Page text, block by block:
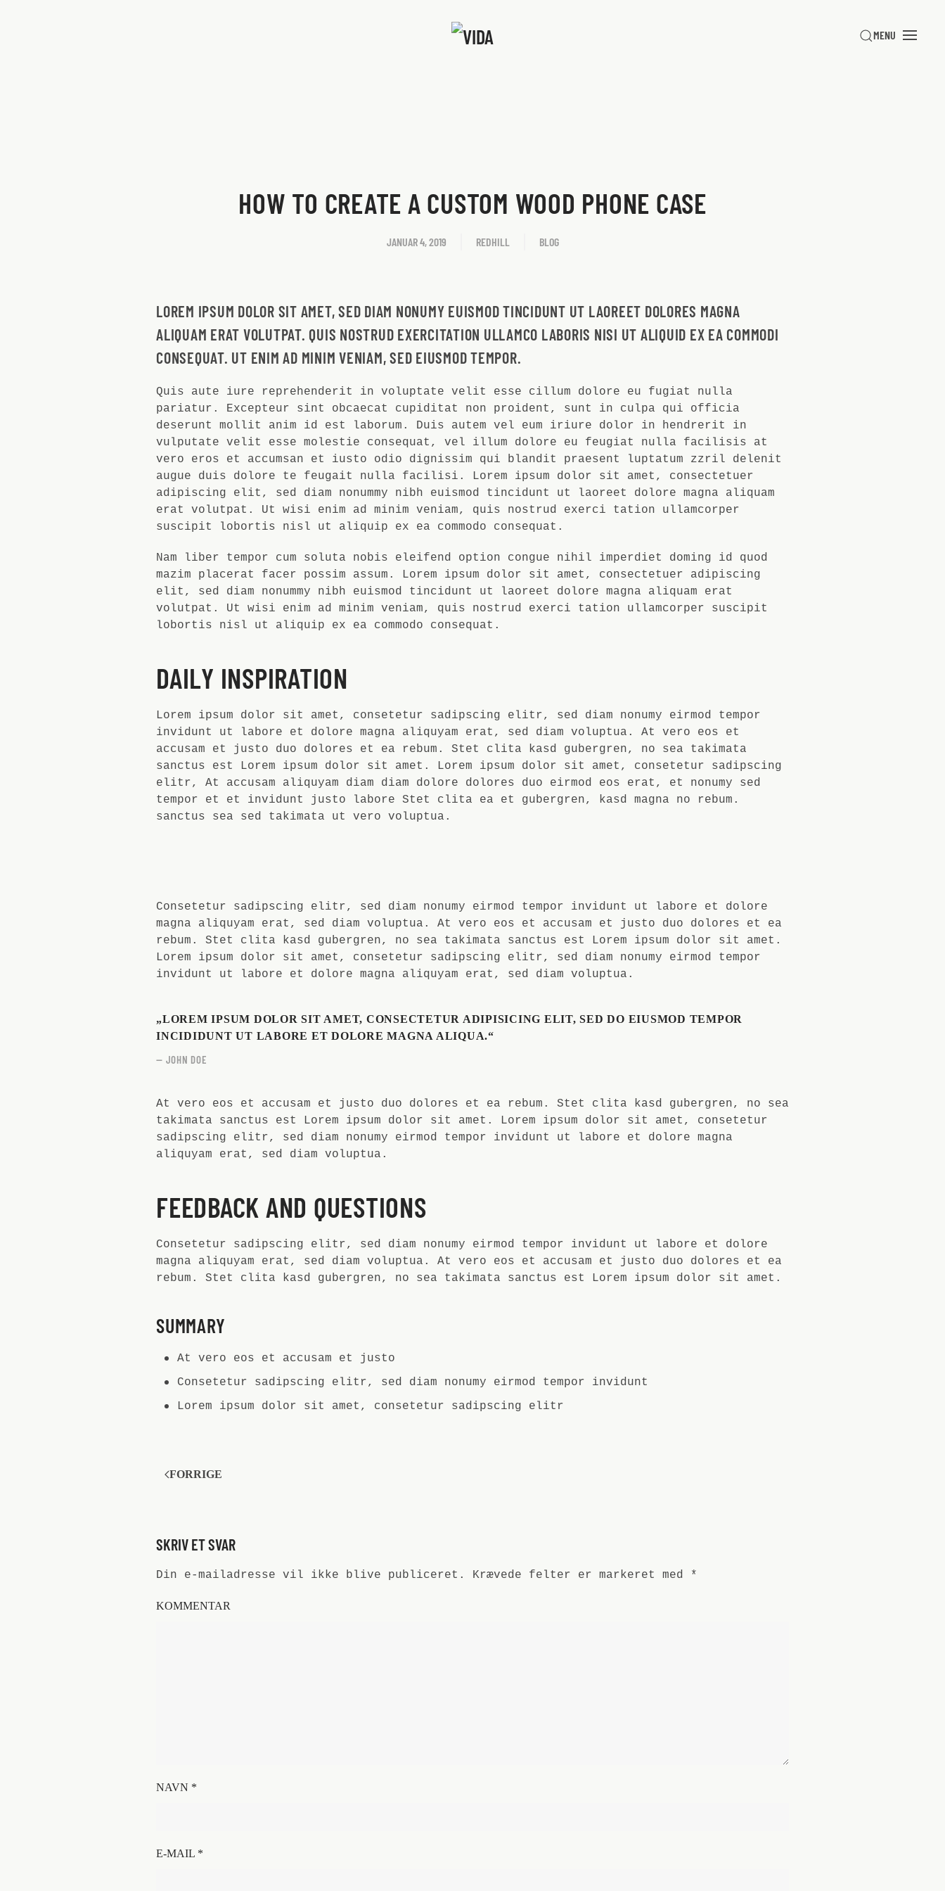
MENU
HOW TO CREATE A CUSTOM WOOD PHONE CASE
JANUAR 4, 2019 REDHILL BLOG
LOREM IPSUM DOLOR SIT AMET, SED DIAM NONUMY EUISMOD TINCIDUNT UT LAOREET DOLORES MAGNA
ALIQUAM ERAT VOLUTPAT. QUIS NOSTRUD EXERCITATION ULLAMCO LABORIS NISI UT ALIQUID EX EA COMMODI
CONSEQUAT. UT ENIM AD MINIM VENIAM, SED EIUSMOD TEMPOR.
Quis aute iure reprehenderit in voluptate velit esse cillum dolore eu fugiat nulla
pariatur. Excepteur sint obcaecat cupiditat non proident, sunt in culpa qui officia
deserunt mollit anim id est laborum. Duis autem vel eum iriure dolor in hendrerit in
vulputate velit esse molestie consequat, vel illum dolore eu feugiat nulla facilisis at
vero eros et accumsan et iusto odio dignissim qui blandit praesent luptatum zzril delenit
augue duis dolore te feugait nulla facilisi. Lorem ipsum dolor sit amet, consectetuer
adipiscing elit, sed diam nonummy nibh euismod tincidunt ut laoreet dolore magna aliquam
erat volutpat. Ut wisi enim ad minim veniam, quis nostrud exerci tation ullamcorper
suscipit lobortis nisl ut aliquip ex ea commodo consequat.
Nam liber tempor cum soluta nobis eleifend option congue nihil imperdiet doming id quod
mazim placerat facer possim assum. Lorem ipsum dolor sit amet, consectetuer adipiscing
elit, sed diam nonummy nibh euismod tincidunt ut laoreet dolore magna aliquam erat
volutpat. Ut wisi enim ad minim veniam, quis nostrud exerci tation ullamcorper suscipit
lobortis nisl ut aliquip ex ea commodo consequat.
DAILY INSPIRATION
Lorem ipsum dolor sit amet, consetetur sadipscing elitr, sed diam nonumy eirmod tempor
invidunt ut labore et dolore magna aliquyam erat, sed diam voluptua. At vero eos et
accusam et justo duo dolores et ea rebum. Stet clita kasd gubergren, no sea takimata
sanctus est Lorem ipsum dolor sit amet. Lorem ipsum dolor sit amet, consetetur sadipscing
elitr, At accusam aliquyam diam diam dolore dolores duo eirmod eos erat, et nonumy sed
tempor et et invidunt justo labore Stet clita ea et gubergren, kasd magna no rebum.
sanctus sea sed takimata ut vero voluptua.
Consetetur sadipscing elitr, sed diam nonumy eirmod tempor invidunt ut labore et dolore
magna aliquyam erat, sed diam voluptua. At vero eos et accusam et justo duo dolores et ea
rebum. Stet clita kasd gubergren, no sea takimata sanctus est Lorem ipsum dolor sit amet.
Lorem ipsum dolor sit amet, consetetur sadipscing elitr, sed diam nonumy eirmod tempor
invidunt ut labore et dolore magna aliquyam erat, sed diam voluptua.
„LOREM IPSUM DOLOR SIT AMET, CONSECTETUR ADIPISICING ELIT, SED DO EIUSMOD TEMPOR
INCIDIDUNT UT LABORE ET DOLORE MAGNA ALIQUA.“
JOHN DOE
At vero eos et accusam et justo duo dolores et ea rebum. Stet clita kasd gubergren, no sea
takimata sanctus est Lorem ipsum dolor sit amet. Lorem ipsum dolor sit amet, consetetur
sadipscing elitr, sed diam nonumy eirmod tempor invidunt ut labore et dolore magna
aliquyam erat, sed diam voluptua.
FEEDBACK AND QUESTIONS
Consetetur sadipscing elitr, sed diam nonumy eirmod tempor invidunt ut labore et dolore
magna aliquyam erat, sed diam voluptua. At vero eos et accusam et justo duo dolores et ea
rebum. Stet clita kasd gubergren, no sea takimata sanctus est Lorem ipsum dolor sit amet.
SUMMARY
At vero eos et accusam et justo
Consetetur sadipscing elitr, sed diam nonumy eirmod tempor invidunt
Lorem ipsum dolor sit amet, consetetur sadipscing elitr
FORRIGE
SKRIV ET SVAR
Din e-mailadresse vil ikke blive publiceret. Krævede felter er markeret med *
KOMMENTAR
NAVN *
E-MAIL *